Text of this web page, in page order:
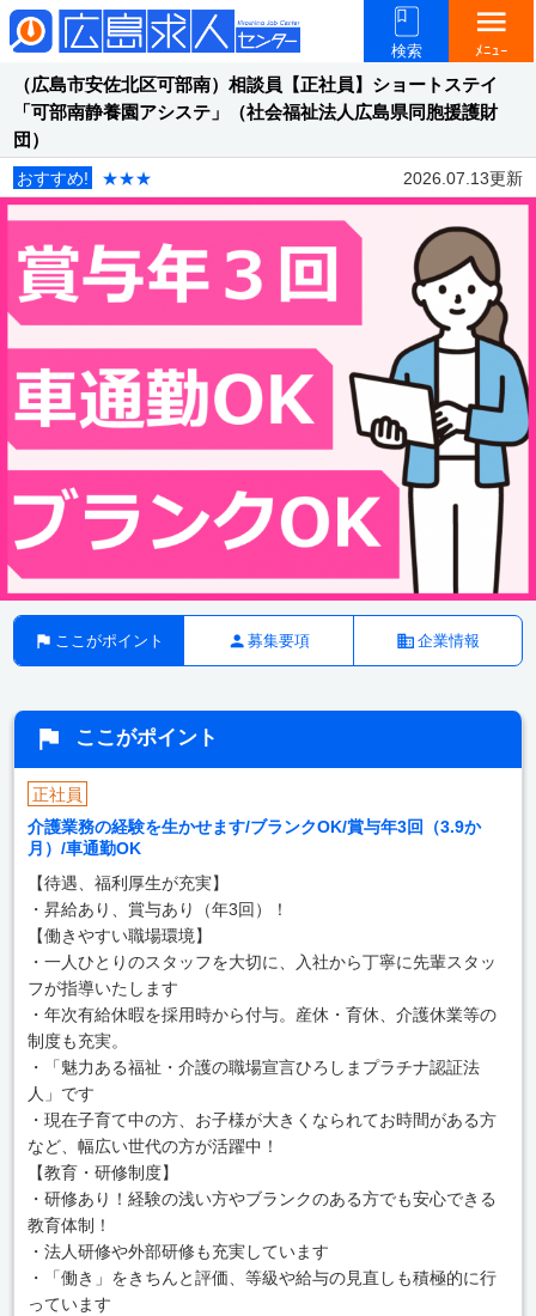
検索
menu
ﾒﾆｭｰ
（広島市安佐北区可部南）相談員【正社員】ショートステイ
「可部南静養園アシステ」（社会福祉法人広島県同胞援護財
団）
おすすめ! ★★★ 2026.07.13更新
ここがポイント 募集要項 企業情報
ここがポイント
正社員
介護業務の経験を生かせます/ブランクOK/賞与年3回（3.9か
月）/車通勤OK
【待遇、福利厚生が充実】
・昇給あり、賞与あり（年3回）！
【働きやすい職場環境】
・一人ひとりのスタッフを大切に、入社から丁寧に先輩スタッ
フが指導いたします
・年次有給休暇を採用時から付与。産休・育休、介護休業等の
制度も充実。
・「魅力ある福祉・介護の職場宣言ひろしまプラチナ認証法
人」です
・現在子育て中の方、お子様が大きくなられてお時間がある方
など、幅広い世代の方が活躍中！
【教育・研修制度】
・研修あり！経験の浅い方やブランクのある方でも安心できる
教育体制！
・法人研修や外部研修も充実しています
・「働き」をきちんと評価、等級や給与の見直しも積極的に行
っています